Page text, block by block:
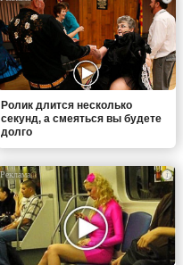
Ролик длится несколько
секунд, а смеяться вы будете
долго
i